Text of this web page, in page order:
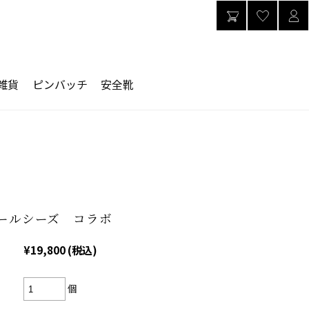
貨 ピンバッチ 安全靴
ルシーズ コラボ
¥19,800(税込)
個